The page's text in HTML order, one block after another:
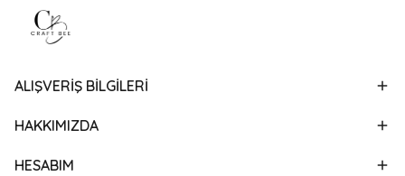
ALIŞVERİŞ BİLGİLERİ
HAKKIMIZDA
HESABIM